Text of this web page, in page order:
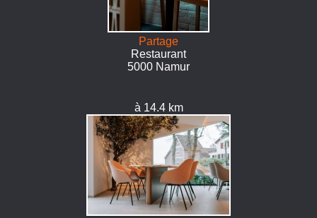
Partage
Restaurant
5000 Namur
à 14.4 km